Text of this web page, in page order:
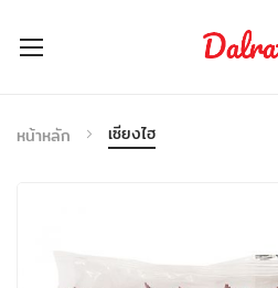
หน้าหลัก เซียงไฮ